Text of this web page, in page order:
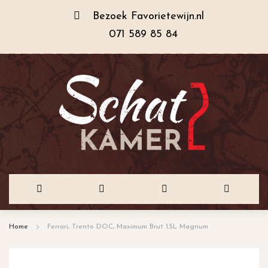
Bezoek Favorietewijn.nl
071 589 85 84
Home Ferrari, Trento DOC, Maximum Brut 1.5L Magnum